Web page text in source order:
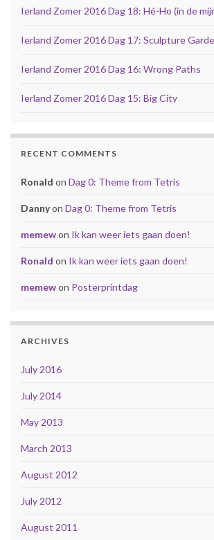
Ierland Zomer 2016 Dag 18: Hé-Ho (in de
Ierland Zomer 2016 Dag 17: Sculpture
Ierland Zomer 2016 Dag 16: Wrong Paths
Ierland Zomer 2016 Dag 15: Big City
RECENT COMMENTS
Ronald on Dag 0: Theme from Tetris
Dannyon Dag 0: Theme from Tetris
memewon Ik kan weer iets gaan doen!
Ronald on Ik kan weer iets gaan doen!
memewon Posterprintdag
ARCHIVES
July 2016
July 2014
May 2013
March 2013
August 2012
July 2012
August 2011